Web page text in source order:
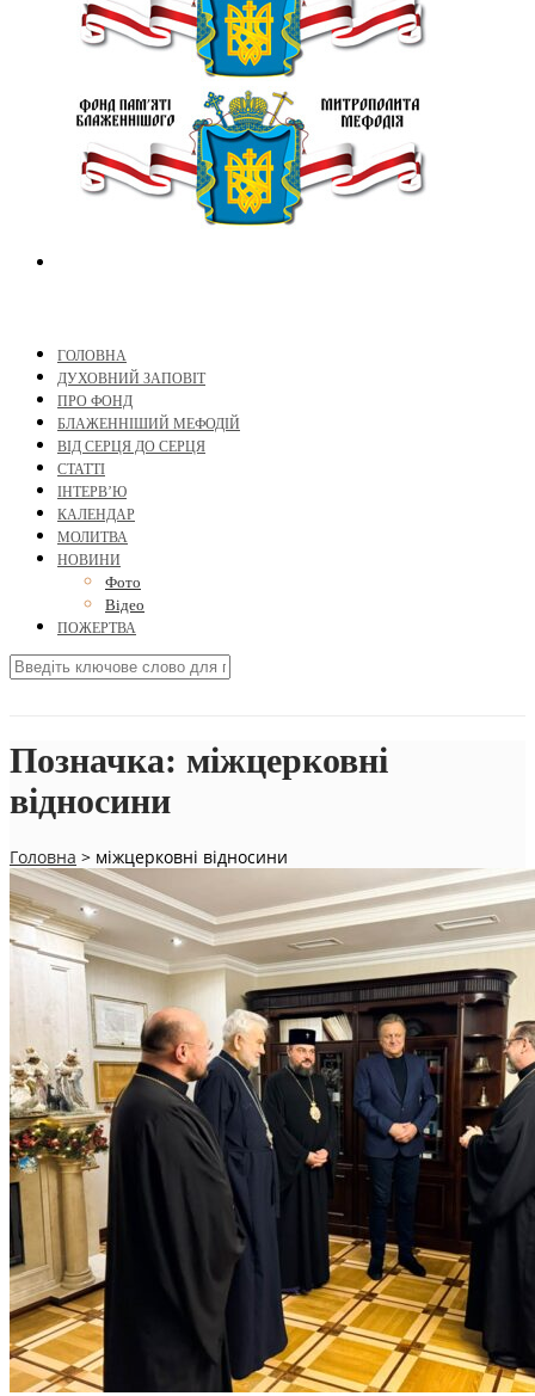
ГОЛОВНА
ДУХОВНИЙ ЗАПОВІТ
ПРО ФОНД
БЛАЖЕННІШИЙ МЕФОДІЙ
ВІД СЕРЦЯ ДО СЕРЦЯ
СТАТТІ
ІНТЕРВ’Ю
КАЛЕНДАР
МОЛИТВА
НОВИНИ
Фото
Відео
ПОЖЕРТВА
Позначка: міжцерковні
відносини
Головна > міжцерковні відносини